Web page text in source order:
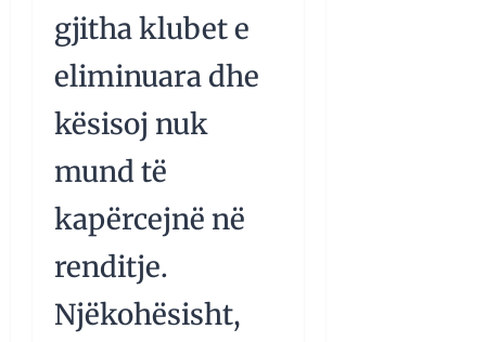
gjitha klubet e
eliminuara dhe
kësisoj nuk
mund të
kapërcejnë në
renditje.
Njëkohësisht,